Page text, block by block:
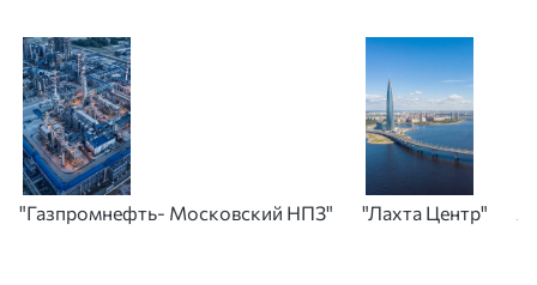
"Газпромнефть- Московский НПЗ" "Лахта Центр"